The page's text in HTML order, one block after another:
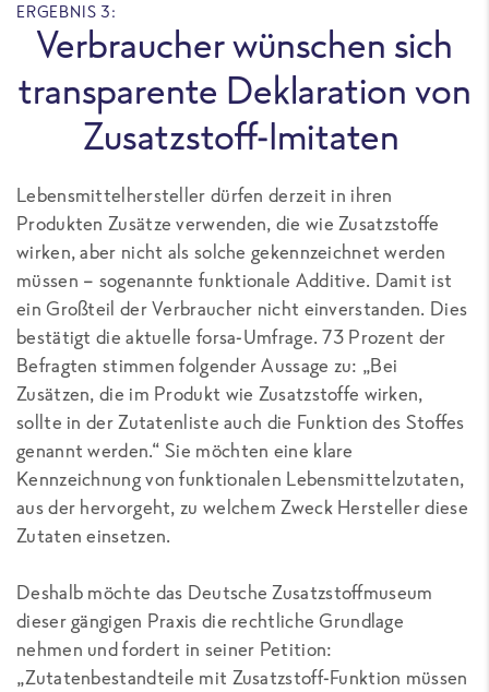
ERGEBNIS 3:
Verbraucher wünschen sich
transparente Deklaration von
Zusatzstoff-Imitaten
Lebensmittelhersteller dürfen derzeit in ihren
Produkten Zusätze verwenden, die wie Zusatzstoffe
wirken, aber nicht als solche gekennzeichnet werden
müssen – sogenannte funktionale Additive. Damit ist
ein Großteil der Verbraucher nicht einverstanden. Dies
bestätigt die aktuelle forsa-Umfrage. 73 Prozent der
Befragten stimmen folgender Aussage zu: „Bei
Zusätzen, die im Produkt wie Zusatzstoffe wirken,
sollte in der Zutatenliste auch die Funktion des Stoffes
genannt werden.“ Sie möchten eine klare
Kennzeichnung von funktionalen Lebensmittelzutaten,
aus der hervorgeht, zu welchem Zweck Hersteller diese
Zutaten einsetzen.
Deshalb möchte das Deutsche Zusatzstoffmuseum
dieser gängigen Praxis die rechtliche Grundlage
nehmen und fordert in seiner Petition:
„Zutatenbestandteile mit Zusatzstoff-Funktion müssen